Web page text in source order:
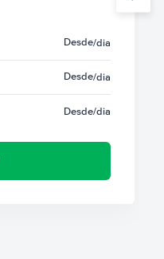
Desde/dia
Desde/dia
Desde/dia